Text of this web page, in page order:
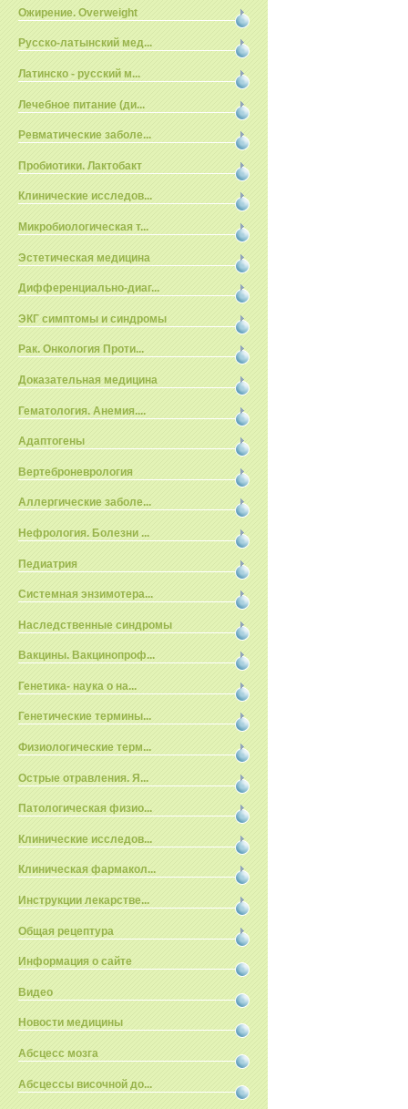
Ожирение. Overweight
Русско-латынский мед...
Латинско - русский м...
Лечебное питание (ди...
Ревматические заболе...
Пробиотики. Лактобакт
Клинические исследов...
Микробиологическая т...
Эстетическая медицина
Дифференциально-диаг...
ЭКГ симптомы и синдромы
Рак. Онкология Проти...
Доказательная медицина
Гематология. Анемия....
Адаптогены
Вертеброневрология
Аллергические заболе...
Нефрология. Болезни ...
Педиатрия
Системная энзимотера...
Наследственные синдромы
Вакцины. Вакцинопроф...
Генетика- наука о на...
Генетические термины...
Физиологические терм...
Острые отравления. Я...
Патологическая физио...
Клинические исследов...
Клиническая фармакол...
Инструкции лекарстве...
Общая рецептура
Информация о сайте
Видео
Новости медицины
Абсцесс мозга
Абсцессы височной до...